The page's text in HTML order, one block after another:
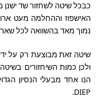
האישפוז וההחלמה מעט
נמוך מאד בהשוואה לכל שאר
שיטה זאת מבוצעת רק על
ולכן כמות השיחזורים
הנו אחד מבעלי הנסיון
DIEP.